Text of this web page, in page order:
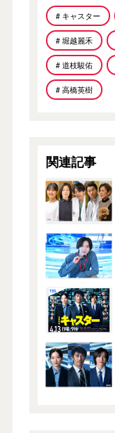
# キャスター
# 堀越麗禾
# 道枝駿佑
# 高橋英樹
関連記事